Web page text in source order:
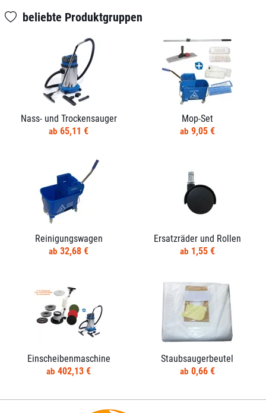
beliebte Produktgruppen
Nass- und Trockensauger
65,11 €
Mop-Set
9,05 €
Reinigungswagen
32,68 €
Ersatzräder und Rollen
1,55 €
Einscheibenmaschine
402,13 €
Staubsaugerbeutel
0,66 €